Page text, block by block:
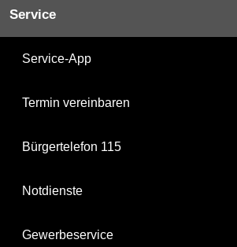
Service
Service-App
Termin vereinbaren
Bürgertelefon 115
Notdienste
Gewerbeservice